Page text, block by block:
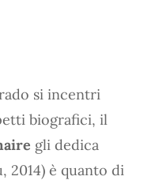
si incentri
biografici, il
gli dedica
2014) è quanto di